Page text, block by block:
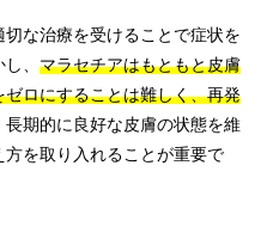
な治療を受けることで症状を
、 マラセチアはもともと皮膚
ロにすることは難しく、再発
長期的に良好な皮膚の状態を維
を取り入れることが重要で